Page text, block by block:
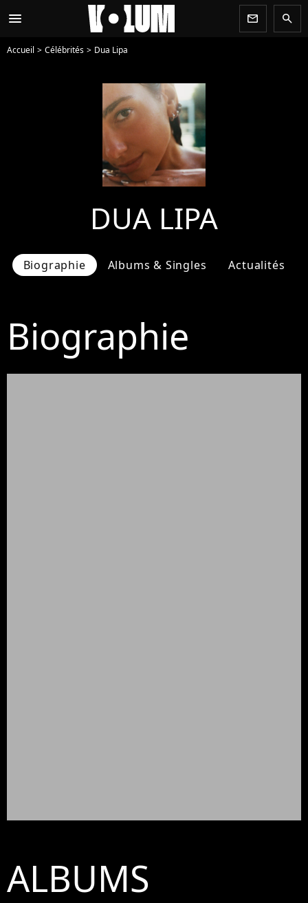
menu newsletter search
Accueil Célébrités Dua Lipa
DUA LIPA
Biographie Albums & Singles Actualités
Biographie
ALBUMS